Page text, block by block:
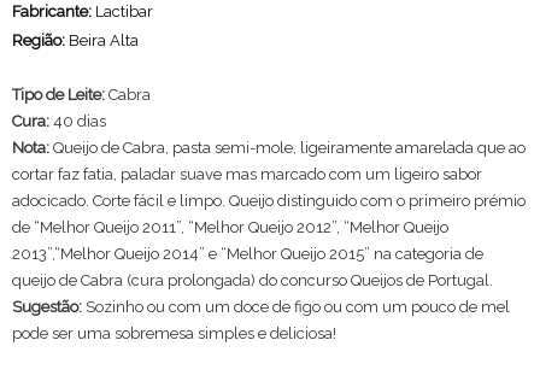
Fabricante: Lactibar
Região: Beira Alta
Tipo de Leite: Cabra
Cura: 40 dias
Nota: Queijo de Cabra, pasta semi-mole, ligeiramente amarelada que ao
cortar faz fatia, paladar suave mas marcado com um ligeiro sabor
adocicado. Corte fácil e limpo. Queijo distinguido com o primeiro prémio
de “Melhor Queijo 2011”, “Melhor Queijo 2012”, “Melhor Queijo
2013”,“Melhor Queijo 2014” e “Melhor Queijo 2015” na categoria de
queijo de Cabra (cura prolongada) do concurso Queijos de Portugal.
Sugestão: Sozinho ou com um doce de figo ou com um pouco de mel
pode ser uma sobremesa simples e deliciosa!